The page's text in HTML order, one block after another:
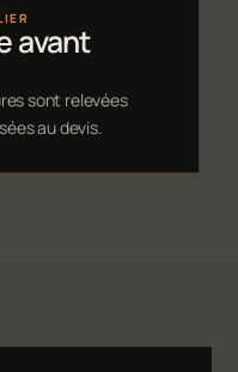
avant
sont relevées
au devis.